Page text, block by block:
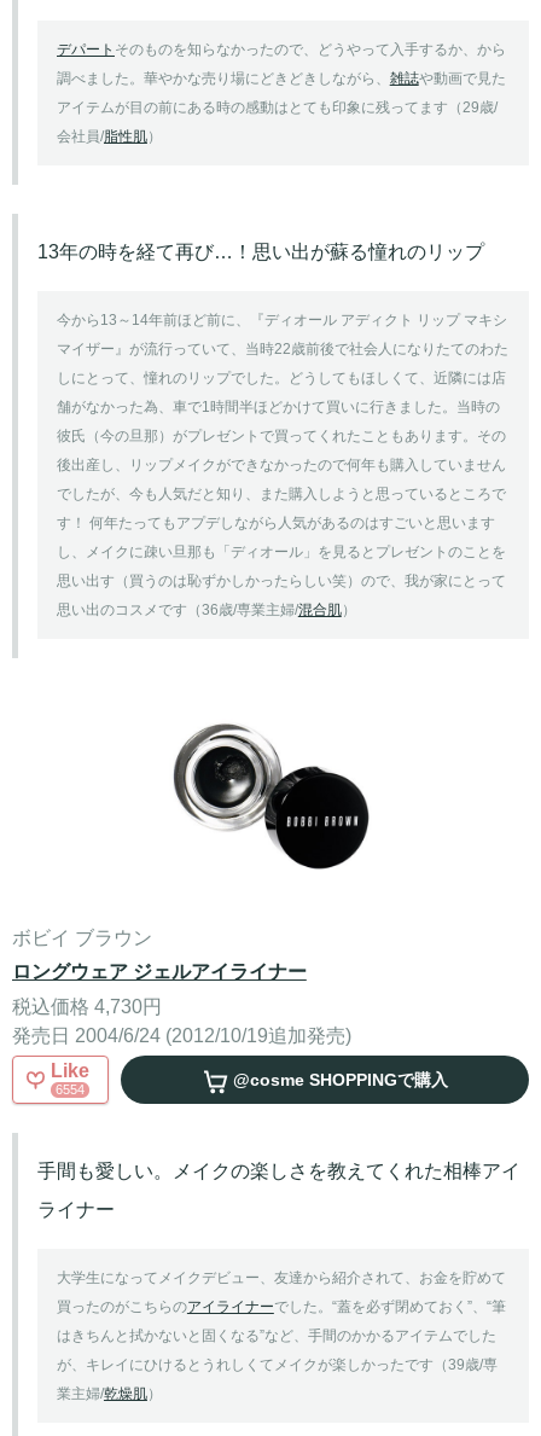
デパート そのものを知らなかったので、どうやって入手するか、から
調べました。華やかな売り場にどきどきしながら、 雑誌や動画で見た
アイテムが目の前にある時の感動はとても印象に残ってます（29歳/
会社員/脂性肌）
13年の時を経て再び…！思い出が蘇る憧れのリップ
今から13～14年前ほど前に、『ディオール アディクト リップ マキシ
マイザー』が流行っていて、当時22歳前後で社会人になりたてのわた
しにとって、憧れのリップでした。どうしてもほしくて、近隣には店
舗がなかった為、車で1時間半ほどかけて買いに行きました。当時の
彼氏（今の旦那）がプレゼントで買ってくれたこともあります。その
後出産し、リップメイクができなかったので何年も購入していません
でしたが、今も人気だと知り、また購入しようと思っているところで
す！ 何年たってもアプデしながら人気があるのはすごいと思います
し、メイクに疎い旦那も「ディオール」を見るとプレゼントのことを
思い出す（買うのは恥ずかしかったらしい笑）ので、我が家にとって
思い出のコスメです（36歳/専業主婦/混合肌）
ボビイ ブラウン
ロングウェア ジェルアイライナー
税込価格 4,730円
発売日 2004/6/24 (2012/10/19追加発売)
Like
6554 @cosme SHOPPINGで購入
手間も愛しい。メイクの楽しさを教えてくれた相棒アイ
ライナー
大学生になってメイクデビュー、友達から紹介されて、お金を貯めて
買ったのがこちらのアイライナーでした。“蓋を必ず閉めておく”、“筆
はきちんと拭かないと固くなる”など、手間のかかるアイテムでした
が、キレイにひけるとうれしくてメイクが楽しかったです（39歳/専
業主婦/乾燥肌）